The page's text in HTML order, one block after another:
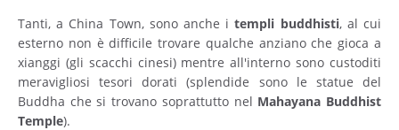
Tanti, a China Town, sono anche itempli buddhisti, al cui
esterno non è difficile trovare qualche anziano che gioca a
xianggi (gli scacchi cinesi) mentre all'interno sono custoditi
meravigliosi tesori dorati (splendide sono le statue del
Buddha che si trovano soprattutto nel Mahayana Buddhist
Temple).